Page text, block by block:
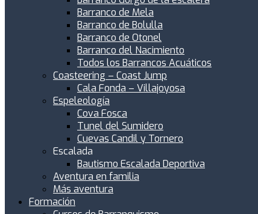
Barranco de Mela
Barranco de Bolulla
Barranco de Otonel
Barranco del Nacimiento
Todos los Barrancos Acuáticos
Coasteering – Coast Jump
Cala Fonda – Villajoyosa
Espeleología
Cova Fosca
Tunel del Sumidero
Cuevas Candil y Tornero
Escalada
Bautismo Escalada Deportiva
Aventura en familia
Más aventura
Formación